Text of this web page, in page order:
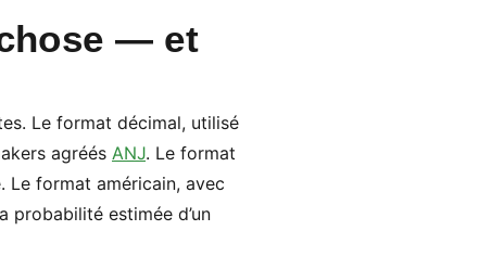
— et
Le format décimal, utilisé
agréés ANJ. Le format
Le format américain, avec
probabilité estimée d’un